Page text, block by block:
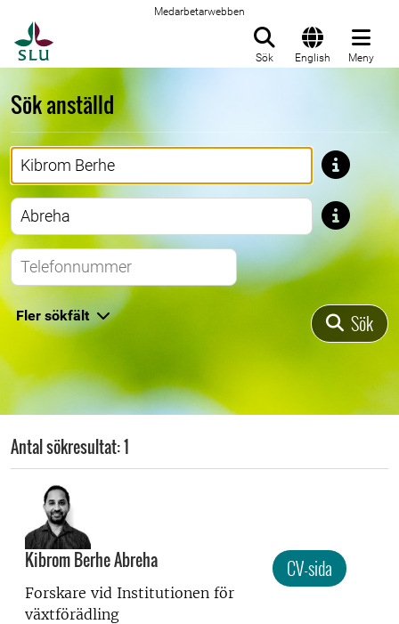
Medarbetarwebben
Sök English Meny
Sök anställd
Förnamn
Efternamn
Telefonnummer
Fler sökfält Sök
Antal sökresultat: 1
Kibrom Berhe Abreha
Forskare vid Institutionen för
växtförädling
CV-sida